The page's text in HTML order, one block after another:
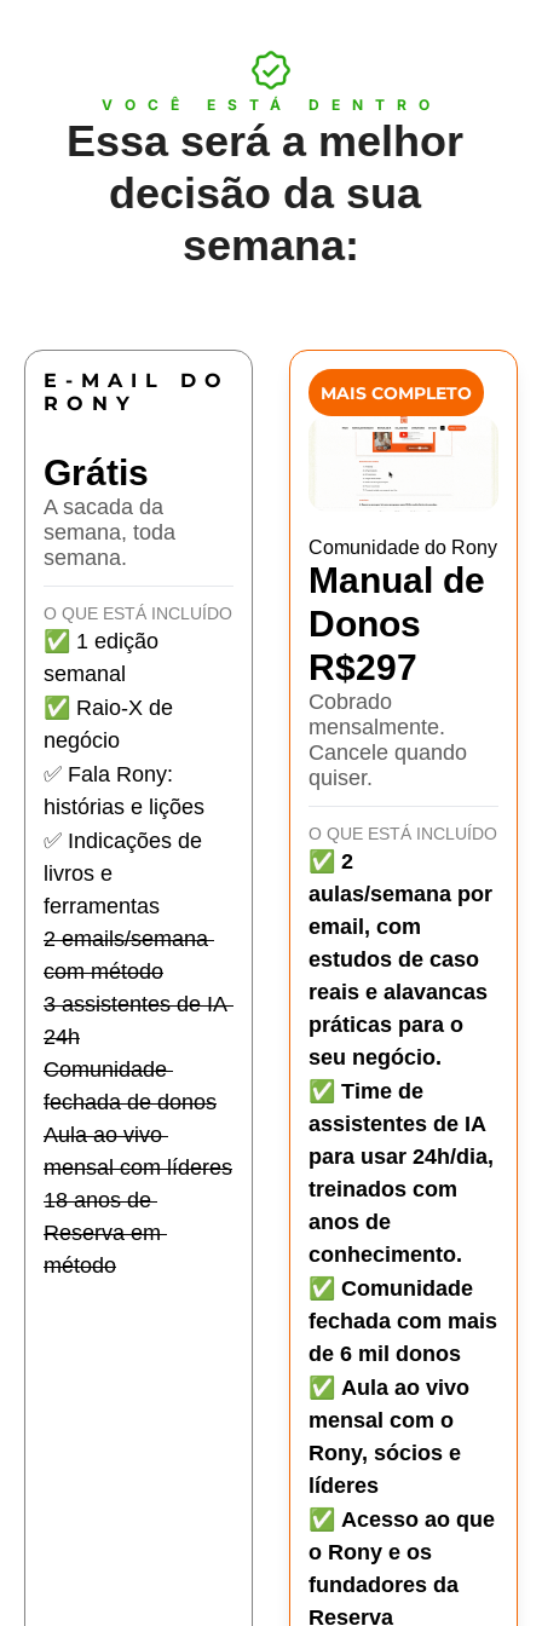
VOCÊ ESTÁ DENTRO
Essa será a melhor
decisão da sua
semana:
E-MAIL DO
RONY
Grátis
A sacada da
semana, toda
semana.
O QUE ESTÁ INCLUÍDO
✅ 1 edição
semanal
✅ Raio-X de
negócio
✅ Fala Rony:
histórias e lições
✅ Indicações de
livros e
ferramentas
2 emails/semana
com método
3 assistentes de IA
24h
Comunidade
fechada de donos
Aula ao vivo
mensal com líderes
18 anos de
Reserva em
método
MAIS COMPLETO
Comunidade do Rony
Manual de
Donos
R$297
Cobrado
mensalmente.
Cancele quando
quiser.
O QUE ESTÁ INCLUÍDO
✅ 2
aulas/semana por
email, com
estudos de caso
reais e alavancas
práticas para o
seu negócio.
✅ Time de
assistentes de IA
para usar 24h/dia,
treinados com
anos de
conhecimento.
✅ Comunidade
fechada com mais
de 6 mil donos
✅ Aula ao vivo
mensal com o
Rony, sócios e
líderes
✅ Acesso ao que
o Rony e os
fundadores da
Reserva